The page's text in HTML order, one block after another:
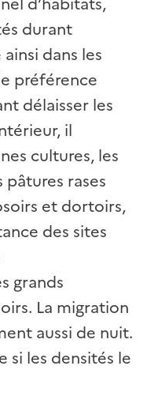
durant
dans les
préférence
délaisser les
il
cultures, les
pâtures rases
et dortoirs,
des sites
grands
La migration
aussi de nuit.
si les densités le